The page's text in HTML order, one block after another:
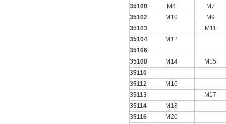
35100
M8
M7
35102
M10
M9
35103
M11
35104
M12
35106
35108
M14
M15
35110
35112
M16
35113
M17
35114
M18
35116
M20